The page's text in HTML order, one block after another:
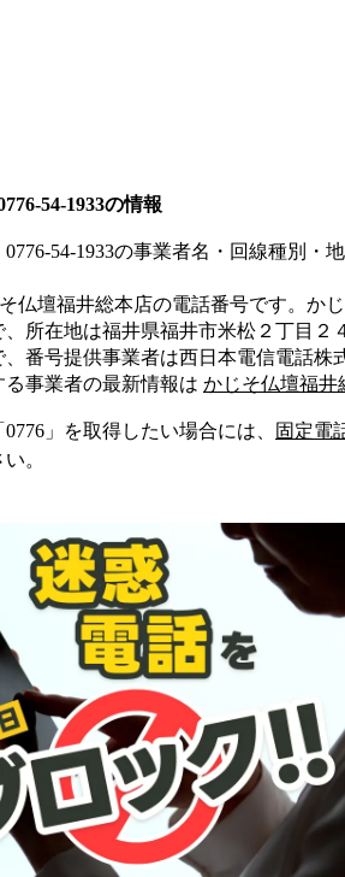
54-1933の情報
0776-54-1933の事業者名・回線種別・
仏壇福井総本店の電話番号です。 か
、所在地は福井県福井市米松２丁目２
、番号提供事業者は西日本電信電話株
事業者の最新情報は かじそ仏壇福井
0776 」を取得したい場合には、 固定電
。